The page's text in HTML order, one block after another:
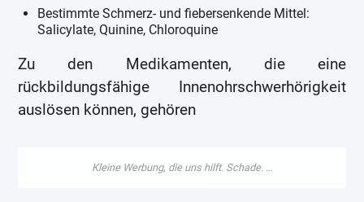
Bestimmte Schmerz- und fiebersenkende Mittel:
Salicylate, Quinine, Chloroquine
Zu den Medikamenten, die eine
rückbildungsfähige Innenohrschwerhörigkeit
auslösen können, gehören